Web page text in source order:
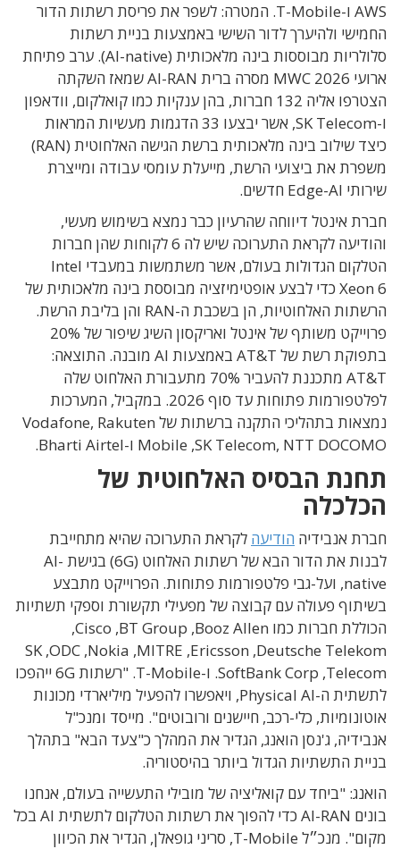
AWS ו-T-Mobile. המטרה: לשפר את פריסת רשתות הדור
החמישי ולהיערך לדור השישי באמצעות בניית רשתות
סלולריות מבוססות בינה מלאכותית (AI-native). ערב פתיחת
ארועי MWC 2026 מסרה ברית AI-RAN שמאז השקתה
הצטרפו אליה 132 חברות, בהן ענקיות כמו קואלקום, וודאפון
ו-SK Telecom, אשר יבצעו 33 הדגמות מעשיות המראות
כיצד שילוב בינה מלאכותית ברשת הגישה האלחוטית (RAN)
משפרת את ביצועי הרשת, מייעלת עומסי עבודה ומייצרת
שירותי Edge-AI חדשים.
חברת אינטל דיווחה שהרעיון כבר נמצא בשימוש מעשי,
והודיעה לקראת התערוכה שיש לה 6 לקוחות שהן חברות
הטלקום הגדולות בעולם, אשר משתמשות במעבדי Intel
Xeon 6 כדי לבצע אופטימיזציה מבוססת בינה מלאכותית של
הרשתות האלחוטיות, הן בשכבת ה-RAN והן בליבת הרשת.
פרוייקט משותף של אינטל ואריקסון השיג שיפור של 20%
בתפוקת רשת של AT&T
באמצעות AI מובנה. התוצאה:
AT&T מתכננת להעביר 70% מתעבורת האלחוט שלה
לפלטפורמות פתוחות עד סוף
2026. במקביל, המערכות
נמצאות בתהליכי התקנה ברשתות של Vodafone, Rakuten
Mobile ,SK Telecom, NTT DOCOMO ו- Bharti Airtel
.
תחנת הבסיס האלחוטית של
הכלכלה
חברת אנבידיה הודיעה לקראת התערוכה שהיא מתחייבת
לבנות את הדור הבא של רשתות האלחוט (6G) בגישת AI-
native, ועל-גבי פלטפורמות פתוחות. הפרוייקט מתבצע
בשיתוף פעולה עם קבוצה של מפעילי תקשורת וספקי תשתיות
הכוללת חברות כמו Booz Allen, ‏BT Group, ‏Cisco,
‏Deutsche Telekom, ‏Ericsson, ‏MITRE, ‏Nokia, ‏ODC, ‏SK
Telecom, ‏SoftBank Corp. ו-T-Mobile. "רשתות 6G ייהפכו
לתשתית ה-Physical AI, ויאפשרו להפעיל מיליארדי מכונות
אוטונומיות, כלי-רכב, חיישנים ורובוטים". מייסד ומנכ"ל
אנבידיה, ג'נסן הואנג, הגדיר את המהלך כ"צעד הבא" בתהלך
בניית התשתיות הגדול ביותר בהיסטוריה.
הואנג: "ביחד עם קואליציה של מובילי התעשייה בעולם, אנחנו
בונים AI-RAN כדי להפוך את רשתות הטלקום לתשתית AI בכל
מקום". מנכ״ל T-Mobile, סריני גופאלן, הגדיר את הכיוון